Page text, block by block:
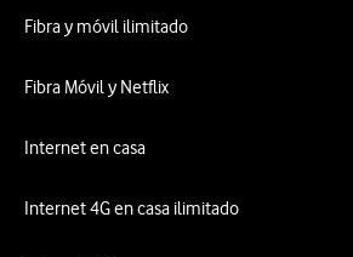
Fibra y móvil ilimitado
Fibra Móvil y Netflix
Internet en casa
Internet 4G en casa ilimitado